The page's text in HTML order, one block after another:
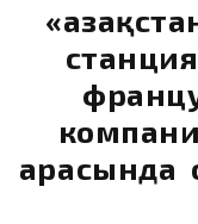
арасында